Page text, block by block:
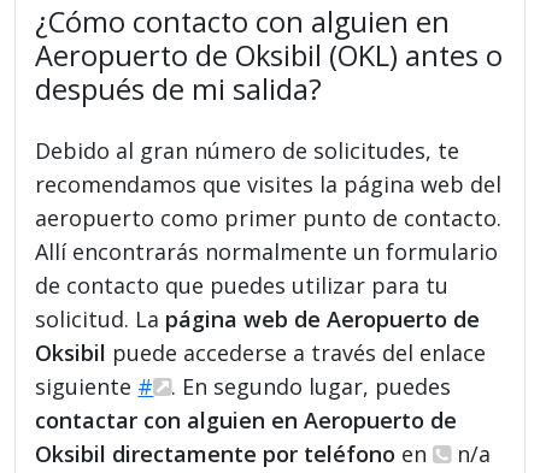
¿Cómo contacto con alguien en
Aeropuerto de Oksibil (OKL) antes o
después de mi salida?
Debido al gran número de solicitudes, te
recomendamos que visites la página web del
aeropuerto como primer punto de contacto.
Allí encontrarás normalmente un formulario
de contacto que puedes utilizar para tu
solicitud. La página web de Aeropuerto de
Oksibil puede accederse a través del enlace
siguiente #
. En segundo lugar, puedes
contactar con alguien en Aeropuerto de
Oksibil directamente por teléfono en
n/a